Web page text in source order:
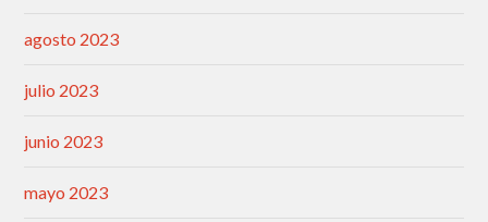
agosto 2023
julio 2023
junio 2023
mayo 2023